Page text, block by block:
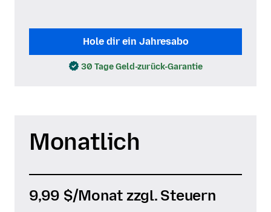
Hole dir ein Jahresabo
30 Tage Geld-zurück-Garantie
Monatlich
9,99 $/Monat zzgl. Steuern